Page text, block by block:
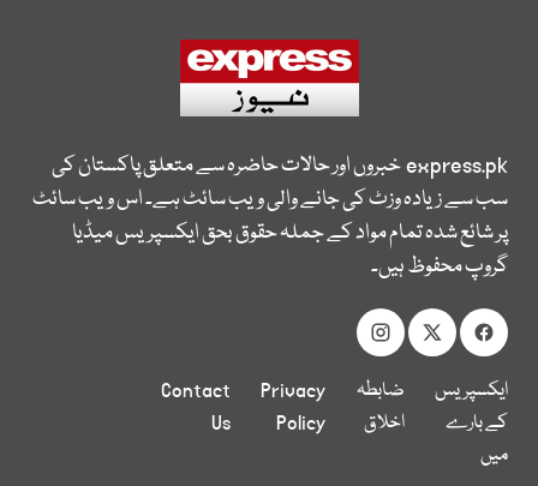
express.pkخبروں اور حالات حاضرہ سے متعلق پاکستان کی
سب سے زیادہ وزٹ کی جانے والی ویب سائٹ ہے۔ اس ویب سائٹ
پر شائع شدہ تمام مواد کے جملہ حقوق بحق ایکسپریس میڈیا
گروپ محفوظ ہیں۔
ایکسپریس
کے بارے
میں
ضابطہ
اخلاق
Privacy
Policy
Contact
Us